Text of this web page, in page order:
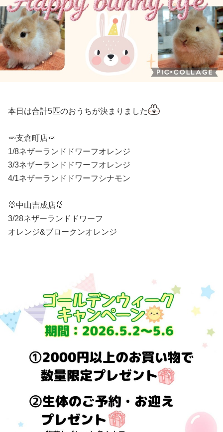
本日は合計5匹のおうちが決まりました
🥕支倉町店🥕
1/8ネザーランドドワーフオレンジ
3/3ネザーランドドワーフオレンジ
4/1ネザーランドドワーフシナモン
🐰中山吉成店🐰
3/28ネザーランドドワーフ
オレンジ&ブロークンオレンジ